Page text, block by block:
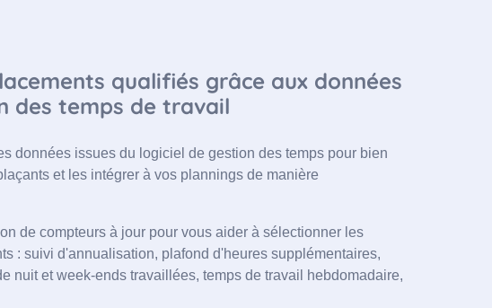
qualifiés grâce aux données
des temps de travail
données issues du logiciel de gestion des temps pour bien
et les intégrer à vos plannings de manière
de compteurs à jour pour vous aider à sélectionner les
: suivi d'annualisation, plafond d'heures supplémentaires,
nuit et week-ends travaillées, temps de travail hebdomadaire,